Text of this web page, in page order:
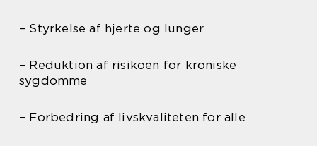
– Styrkelse af hjerte og lunger
– Reduktion af risikoen for kroniske
sygdomme
– Forbedring af livskvaliteten for alle